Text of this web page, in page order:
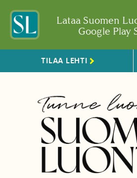
Lataa Suomen
Google Play
TILAA LEHTI